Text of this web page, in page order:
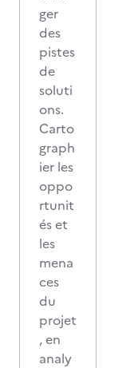
ger
des
pistes
de
soluti
ons.
Carto
graph
ier les
oppo
rtunit
és et
les
mena
ces
du
projet
, en
analy